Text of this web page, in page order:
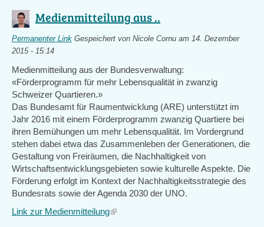
Medienmitteilung aus ..
Permanenter Link Gespeichert von Nicole Cornu am 14. Dezember
2015 - 15:14
Medienmitteilung aus der Bundesverwaltung:
«Förderprogramm für mehr Lebensqualität in zwanzig
Schweizer Quartieren.»
Das Bundesamt für Raumentwicklung (ARE) unterstützt im
Jahr 2016 mit einem Förderprogramm zwanzig Quartiere bei
ihren Bemühungen um mehr Lebensqualität. Im Vordergrund
stehen dabei etwa das Zusammenleben der Generationen, die
Gestaltung von Freiräumen, die Nachhaltigkeit von
Wirtschaftsentwicklungsgebieten sowie kulturelle Aspekte. Die
Förderung erfolgt im Kontext der Nachhaltigkeitsstrategie des
Bundesrats sowie der Agenda 2030 der UNO.
Link zur Medienmitteilung(link